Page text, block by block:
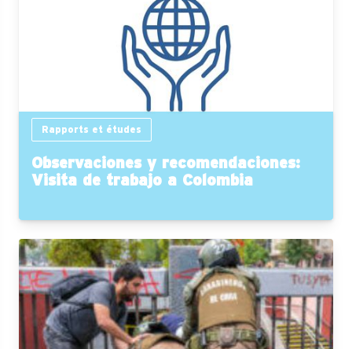
Rapports et études
Observaciones y recomendaciones:
Visita de trabajo a Colombia